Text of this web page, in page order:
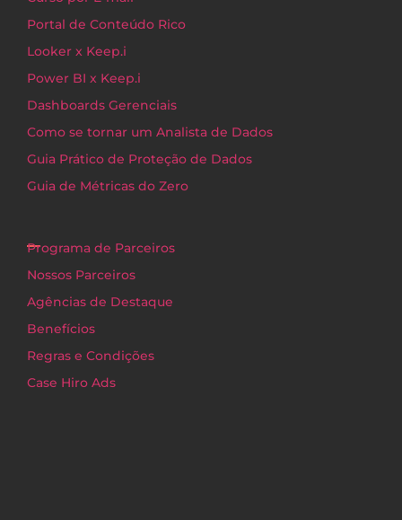
Portal de Conteúdo Rico
Looker x Keep.i
Power BI x Keep.i
Dashboards Gerenciais
Como se tornar um Analista de Dados
Guia Prático de Proteção de Dados
Guia de Métricas do Zero
Programa de Parceiros
Nossos Parceiros
Agências de Destaque
Benefícios
Regras e Condições
Case Hiro Ads